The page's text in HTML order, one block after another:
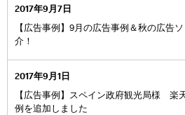
2017年9月7日
【広告事例】9月の広告事例＆秋の広告
介！
2017年9月1日
【広告事例】スペイン政府観光局様 楽
例を追加しました